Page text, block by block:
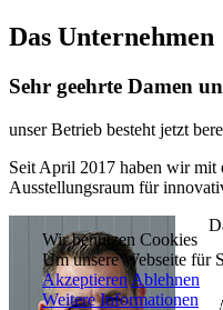
Das Unternehmen
Sehr geehrte Damen
unser Betrieb besteht jetzt
Seit April 2017 haben wir mit
Ausstellungsraum für
Wir benutzen Cookies
Um unsere Webseite für
AkzeptierenAblehnen
Weitere Informationen